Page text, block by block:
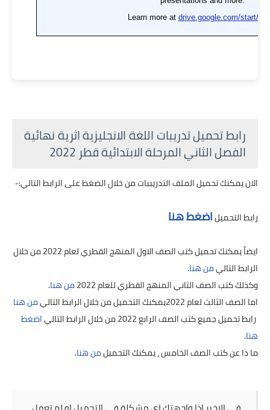
رابط تحميل تدريبات اللغة الانجليزية اثرية نهائية
الفصل الثاني المرحلة الابتدائية قطر 2022
الان يمكنك تحميل الملف التدريببات من خلال الضغط على الرابط التالي:-
رابط التحميلاضغط هنا
ايضاً يمكنك تحميل كتب الصف الاول المنهج القطري لعام 2022 من خلال
الرابط التاليمن هنا.
وكذلك كتب الصف الثاني المنهج القطري للعام 2022
من هنا.
اما الصف الثالث لعام 2022يمكنك التحميل من خلال الرابط التالي
من هنا
رابط تحميل جميع كتب الصف الرابع 2022 من خلال الرابط التالي
اضغط
هنا.
ما ذا عن كتب الصف الخامس ، يمكنك التحميلمن هنا.